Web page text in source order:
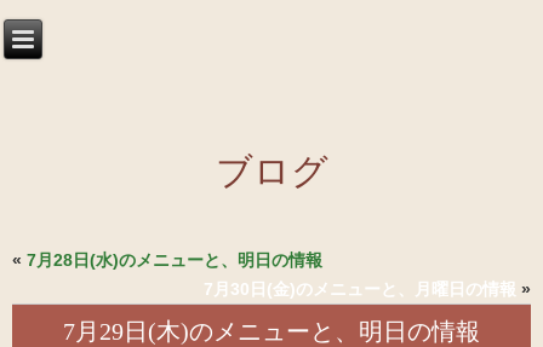
ブログ
« 7月28日(水)のメニューと、明日の情報
7月30日(金)のメニューと、月曜日の情報 »
7月29日(木)のメニューと、明日の情報